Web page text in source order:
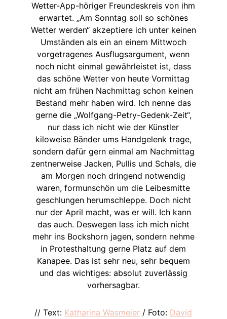
Wetter-App-höriger Freundeskreis von ihm
erwartet. „Am Sonntag soll so schönes
Wetter werden“ akzeptiere ich unter keinen
Umständen als ein an einem Mittwoch
vorgetragenes Ausflugsargument, wenn
noch nicht einmal gewährleistet ist, dass
das schöne Wetter von heute Vormittag
nicht am frühen Nachmittag schon keinen
Bestand mehr haben wird. Ich nenne das
gerne die „Wolfgang-Petry-Gedenk-Zeit“,
nur dass ich nicht wie der Künstler
kiloweise Bänder ums Handgelenk trage,
sondern dafür gern einmal am Nachmittag
zentnerweise Jacken, Pullis und Schals, die
am Morgen noch dringend notwendig
waren, formunschön um die Leibesmitte
geschlungen herumschleppe. Doch nicht
nur der April macht, was er will. Ich kann
das auch. Deswegen lass ich mich nicht
mehr ins Bockshorn jagen, sondern nehme
in Protesthaltung gerne Platz auf dem
Kanapee. Das ist sehr neu, sehr bequem
und das wichtiges: absolut zuverlässig
vorhersagbar.
// Text: Katharina Wasmeier / Foto: David